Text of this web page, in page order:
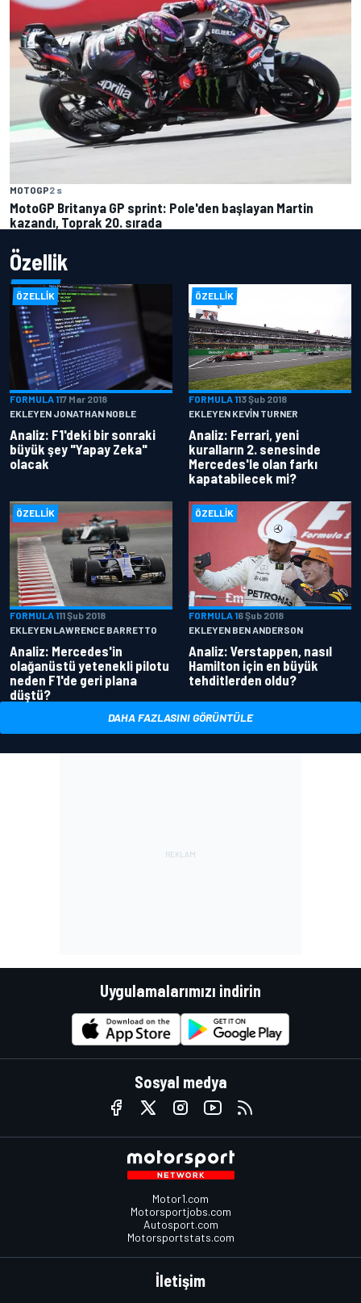
MOTOGP2 s
MotoGP Britanya GP sprint: Pole'den başlayan Martin
kazandı, Toprak 20. sırada
Özellik
ÖZELLIK
FORMULA 117 Mar 2018
EKLEYEN JONATHAN NOBLE
Analiz: F1'deki bir sonraki
büyük şey "Yapay Zeka"
olacak
ÖZELLIK
FORMULA 113 Şub 2018
EKLEYEN KEVIN TURNER
Analiz: Ferrari, yeni
kuralların 2. senesinde
Mercedes'le olan farkı
kapatabilecek mi?
ÖZELLIK
FORMULA 111 Şub 2018
EKLEYEN LAWRENCE BARRETTO
Analiz: Mercedes'in
olağanüstü yetenekli pilotu
neden F1'de geri plana
düştü?
ÖZELLIK
FORMULA 16 Şub 2018
EKLEYEN BEN ANDERSON
Analiz: Verstappen, nasıl
Hamilton için en büyük
tehditlerden oldu?
DAHA FAZLASINI GÖRÜNTÜLE
Uygulamalarımızı indirin
Sosyal medya
Motor1.com
Motorsportjobs.com
Autosport.com
Motorsportstats.com
İletişim